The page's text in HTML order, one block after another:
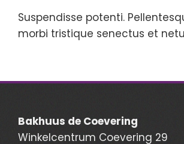
Suspendisse potenti.
morbi tristique senectus et
Bakhuus de Coevering
Winkelcentrum Coevering 29